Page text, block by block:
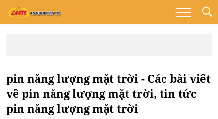
pin năng lượng mặt trời - Các bài viết
về pin năng lượng mặt trời, tin tức
pin năng lượng mặt trời